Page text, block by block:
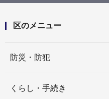
区のメニュー
防災・防犯
くらし・手続き